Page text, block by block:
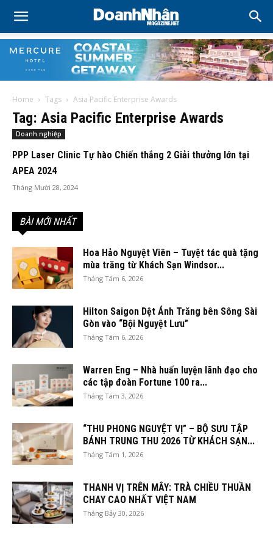
Home Tags Asia Pacific Enterprise Awards
Tag: Asia Pacific Enterprise Awards
Doanh nghiệp
PPP Laser Clinic Tự hào Chiến thắng 2 Giải thưởng lớn tại
APEA 2024
Tháng Mười 28, 2024
BÀI MỚI NHẤT
Hoa Hảo Nguyệt Viên – Tuyệt tác quà tặng
mùa trăng từ Khách Sạn Windsor...
Tháng Tám 6, 2026
Hilton Saigon Dệt Ánh Trăng bên Sông Sài
Gòn vào “Bội Nguyệt Lưu”
Tháng Tám 6, 2026
Warren Eng – Nhà huấn luyện lãnh đạo cho
các tập đoàn Fortune 100 ra...
Tháng Tám 3, 2026
“THU PHONG NGUYỆT VỊ” – BỘ SƯU TẬP
BÁNH TRUNG THU 2026 TỪ KHÁCH SẠN...
Tháng Tám 1, 2026
THANH VỊ TRÊN MÂY: TRÀ CHIỀU THUẦN
CHAY CAO NHẤT VIỆT NAM
Tháng Bảy 30, 2026